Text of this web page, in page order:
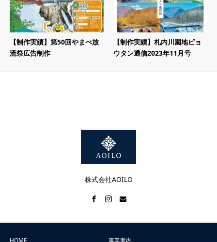
【制作実績】第50回やまべ放
流祭広告制作
【制作実績】札内川園地ピョ
ウタン通信2023年11月号
株式会社AOILO
HOME 事業案内